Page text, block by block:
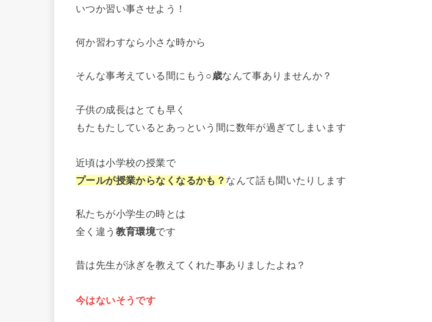
いつか習い事させよう！
何か習わすなら小さな時から
そんな事考えている間にもう ○歳なんて事ありませんか？
子供の成長はとても早く
もたもたしているとあっという間に数年が過ぎてしまいます
近頃は小学校の授業で
プールが授業からなくなるかも ？ なんて話も聞いたりします
私たちが小学生の時とは
全く違う 教育環境です
昔は先生が泳ぎを教えてくれた事ありましたよね？
今はないそうです